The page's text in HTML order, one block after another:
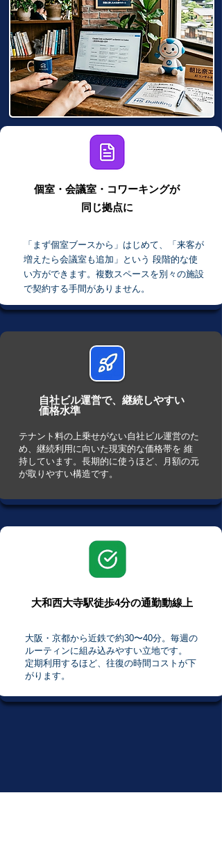
個室・会議室・コワーキングが
同じ拠点に
「まず個室ブースから」はじめて、「来客が
増えたら会議室も追加」という 段階的な使
い方ができます。複数スペースを別々の施設
で契約する手間がありません。
自社ビル運営で、継続しやすい
価格水準
テナント料の上乗せがない自社ビル運営のた
め、継続利用に向いた現実的な価格帯を 維
持しています。長期的に使うほど、月額の元
が取りやすい構造です。
大和西大寺駅徒歩4分の通勤動線上
大阪・京都から近鉄で約30〜40分。毎週の
ルーティンに組み込みやすい立地です。
定期利用するほど、往復の時間コストが下
がります。